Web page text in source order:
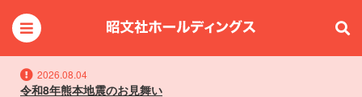
2026.08.04
令和8年熊本地震のお見舞い